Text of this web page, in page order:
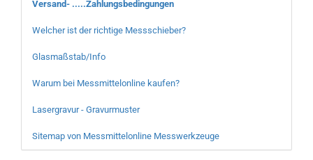
Versand- .....Zahlungsbedingungen
Welcher ist der richtige Messschieber?
Glasmaßstab/Info
Warum bei Messmittelonline kaufen?
Lasergravur - Gravurmuster
Sitemap von Messmittelonline Messwerkzeuge